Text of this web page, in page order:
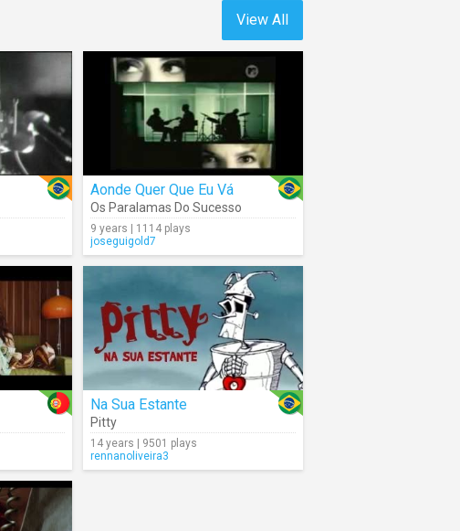
View All
Aonde Quer Que Eu Vá
Os Paralamas Do Sucesso
9 years | 1114 plays
joseguigold7
Na Sua Estante
Pitty
14 years | 9501 plays
rennanoliveira3